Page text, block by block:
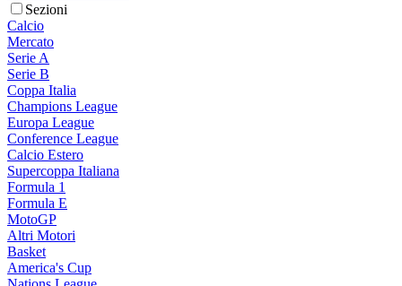
Sezioni
Calcio
Mercato
Serie A
Serie B
Coppa Italia
Champions League
Europa League
Conference League
Calcio Estero
Supercoppa Italiana
Formula 1
Formula E
MotoGP
Altri Motori
Basket
America's Cup